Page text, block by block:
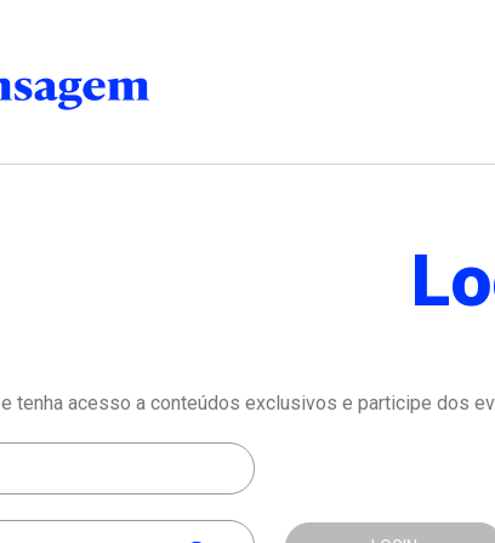
e tenha acesso a conteúdos exclusivos e participe dos